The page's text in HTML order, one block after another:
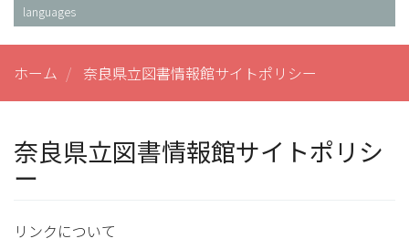
languages
ホーム 奈良県立図書情報館サイトポリシー
奈良県立図書情報館サイトポリシ
ー
リンクについて